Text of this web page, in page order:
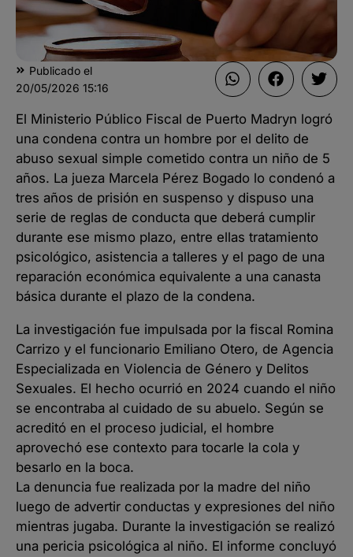
Publicado el
20/05/2026 15:16
El Ministerio Público Fiscal de Puerto Madryn logró
una condena contra un hombre por el delito de
abuso sexual simple cometido contra un niño de 5
años. La jueza Marcela Pérez Bogado lo condenó a
tres años de prisión en suspenso y dispuso una
serie de reglas de conducta que deberá cumplir
durante ese mismo plazo, entre ellas tratamiento
psicológico, asistencia a talleres y el pago de una
reparación económica equivalente a una canasta
básica durante el plazo de la condena.
La investigación fue impulsada por la fiscal Romina
Carrizo y el funcionario Emiliano Otero, de Agencia
Especializada en Violencia de Género y Delitos
Sexuales. El hecho ocurrió en 2024 cuando el niño
se encontraba al cuidado de su abuelo. Según se
acreditó en el proceso judicial, el hombre
aprovechó ese contexto para tocarle la cola y
besarlo en la boca.
La denuncia fue realizada por la madre del niño
luego de advertir conductas y expresiones del niño
mientras jugaba. Durante la investigación se realizó
una pericia psicológica al niño. El informe concluyó